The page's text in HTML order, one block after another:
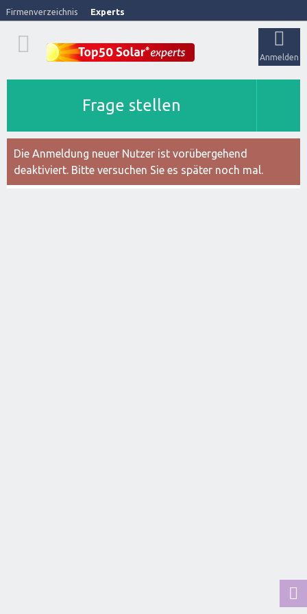
Firmenverzeichnis Experts
Anmelden
Frage stellen
Die Anmeldung neuer Nutzer ist vorübergehend
deaktiviert. Bitte versuchen Sie es später noch mal.